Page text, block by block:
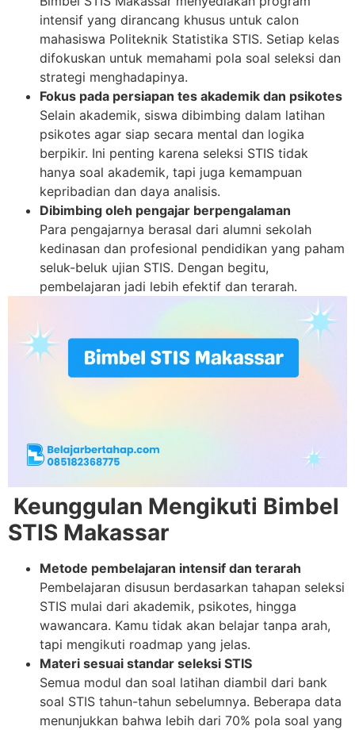
intensif yang dirancang khusus untuk calon
mahasiswa Politeknik Statistika STIS. Setiap kelas
difokuskan untuk memahami pola soal seleksi dan
strategi menghadapinya.
Fokus pada persiapan tes akademik dan psikotes
Selain akademik, siswa dibimbing dalam latihan
psikotes agar siap secara mental dan logika
berpikir. Ini penting karena seleksi STIS tidak
hanya soal akademik, tapi juga kemampuan
kepribadian dan daya analisis.
Dibimbing oleh pengajar berpengalaman
Para pengajarnya berasal dari alumni sekolah
kedinasan dan profesional pendidikan yang paham
seluk-beluk ujian STIS. Dengan begitu,
pembelajaran jadi lebih efektif dan terarah.
Keunggulan Mengikuti Bimbel
STIS Makassar
Metode pembelajaran intensif dan terarah
Pembelajaran disusun berdasarkan tahapan seleksi
STIS mulai dari akademik, psikotes, hingga
wawancara. Kamu tidak akan belajar tanpa arah,
tapi mengikuti roadmap yang jelas.
Materi sesuai standar seleksi STIS
Semua modul dan soal latihan diambil dari bank
soal STIS tahun-tahun sebelumnya. Beberapa data
menunjukkan bahwa lebih dari 70% pola soal yang